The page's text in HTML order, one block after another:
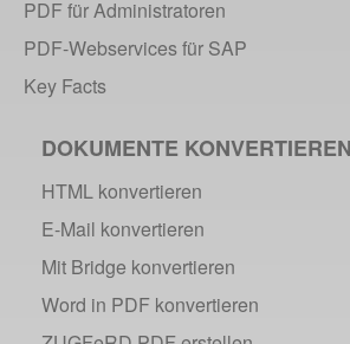
Multifunktionswerkzeug webPDF
2009
webPDF @ Top 20 IT-Produkte
Fachkonferenz PDF/A
PDF für Administratoren
PDF-Webservices für SAP
Key Facts
DOKUMENTE KONVERTIEREN
HTML konvertieren
E-Mail konvertieren
Mit Bridge konvertieren
Word in PDF konvertieren